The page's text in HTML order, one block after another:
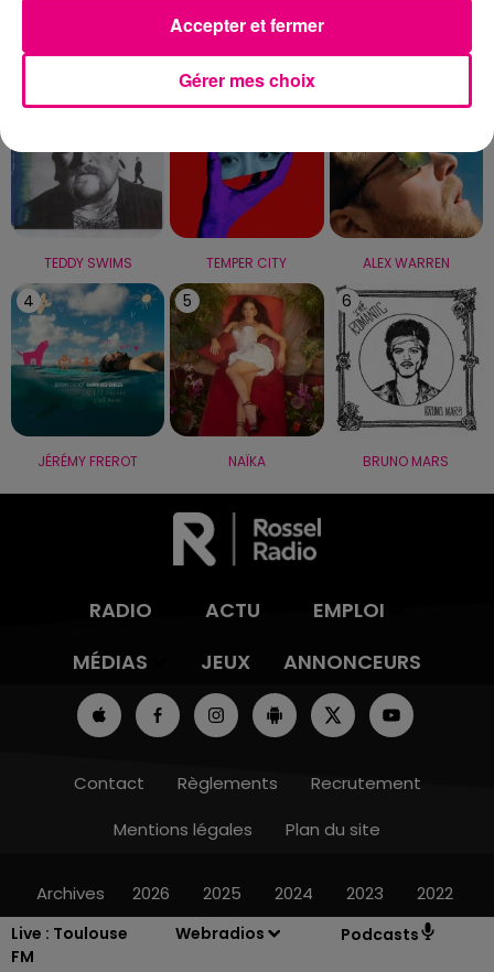
Live : Toulouse
FM
Webradios Podcasts
LE TOP
1
TEDDY SWIMS
2
TEMPER CITY
3
ALEX WARREN
4
JÉRÉMY FREROT
5
NAÏKA
6
BRUNO MARS
RADIO ACTU
EMPLOI
MÉDIAS
JEUX ANNONCEURS
Contact Règlements
Recrutement
Mentions légales
Plan du site
Archives 2026 2025 2024 2023 2022
Gérer mes choix
Accepter et fermer